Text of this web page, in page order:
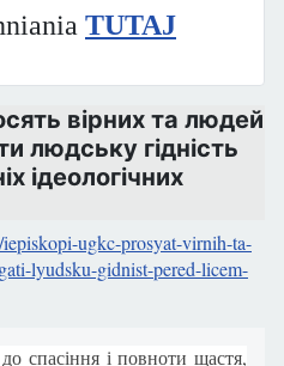
TUTAJ
вірних та людей
людську гідність
ідеологічних
ugkc-prosyat-virnih-ta-
lyudsku-gidnist-pered-licem-
спасіння і повноти щастя,